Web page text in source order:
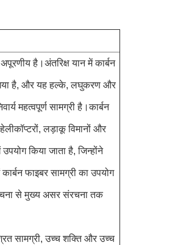
है।अंतरिक्ष यान में कार्बन
गया है, और यह हल्के, लघुकरण और
महत्वपूर्ण सामग्री है।कार्बन
लड़ाकू विमानों और
किया जाता है, जिन्होंने
फाइबर सामग्री का उपयोग
से मुख्य असर संरचना तक
सामग्री, उच्च शक्ति और उच्च